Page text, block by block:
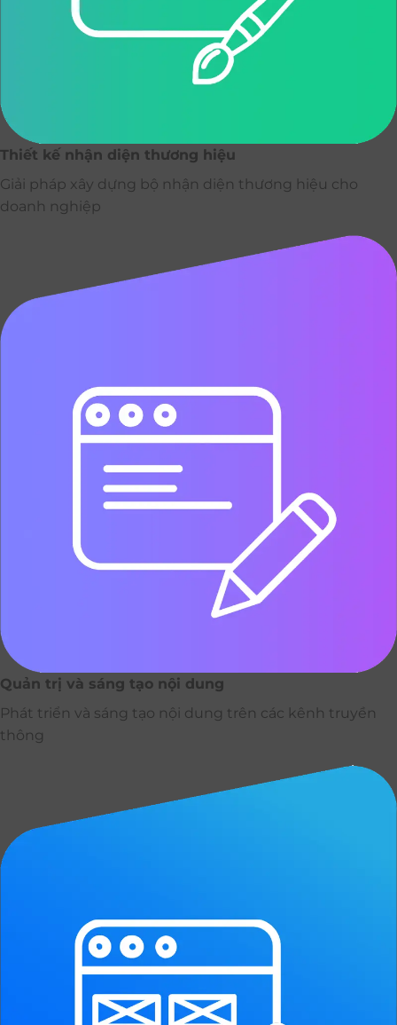
Thiết kế nhận diện thương hiệu
Giải pháp xây dựng bộ nhận diện thương hiệu cho
doanh nghiệp
Quản trị và sáng tạo nội dung
Phát triển và sáng tạo nội dung trên các kênh truyền
thông